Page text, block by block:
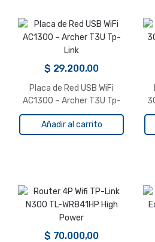
$ 29.200,00
Placa de Red USB WiFi
AC1300 – Archer T3U Tp-
Link
Añadir al carrito
$ 70.000,00